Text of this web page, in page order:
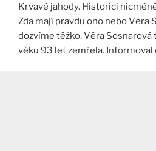
Krvavé jahody. Historici
Zda mají pravdu ono nebo Věra
dozvíme těžko. Věra Sosnarová
věku 93 let zemřela. Informoval